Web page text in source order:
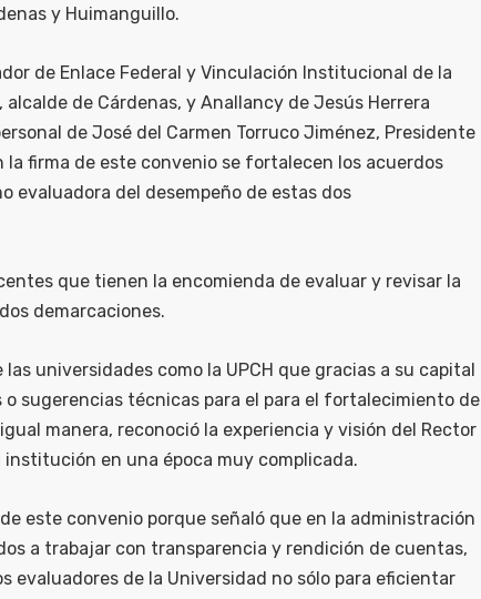
y Huimanguillo.
de Enlace Federal y Vinculación Institucional de la
de Cárdenas, y Anallancy de Jesús Herrera
de José del Carmen Torruco Jiménez, Presidente
firma de este convenio se fortalecen los acuerdos
evaluadora del desempeño de estas dos
que tienen la encomienda de evaluar y revisar la
demarcaciones.
universidades como la UPCH que gracias a su capital
sugerencias técnicas para el para el fortalecimiento de
manera, reconoció la experiencia y visión del Rector
en una época muy complicada.
este convenio porque señaló que en la administración
a trabajar con transparencia y rendición de cuentas,
evaluadores de la Universidad no sólo para eficientar